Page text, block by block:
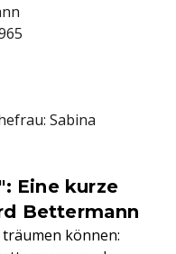
Sabina
Eine kurze
Bettermann
können: